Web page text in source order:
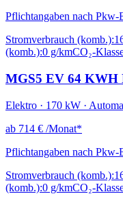
Pflichtangaben nach
Stromverbrauch (komb.):
(komb.):0 g/kmCO₂-
MGS5 EV 64
Elektro · 170 kW ·
ab 714 € /Monat*
Pflichtangaben nach
Stromverbrauch (komb.):
(komb.):0 g/kmCO₂-